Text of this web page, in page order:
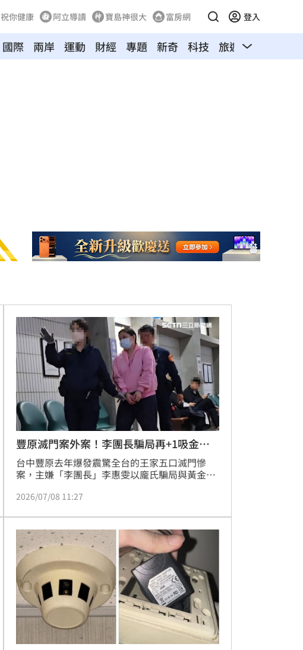
祝你健康 阿立導讀 寶島神很大 富房網 登入
國際 兩岸 運動 財經 專題 新奇 科技 旅遊 汽車
豐原滅門案外案！李團長騙局再+1吸金百
萬
台中豐原去年爆發震驚全台的王家五口滅門慘
案，主嫌「李團長」李惠雯以龐氏騙局與黃金投
時，有發現「李團長」涉及另一起「衛生棉團
元，雖李女強調曾向對方提醒「投資有賺有
賠」，但檢方仍認為李女說法與事實不符，對此
台中地院對此依詐欺取財罪判處李女1年2月徒
刑。
2026/07/08 11:27